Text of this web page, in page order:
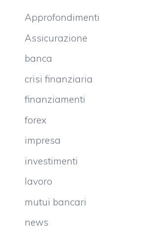
Approfondimenti
Assicurazione
banca
crisi finanziaria
finanziamenti
forex
impresa
investimenti
lavoro
mutui bancari
news